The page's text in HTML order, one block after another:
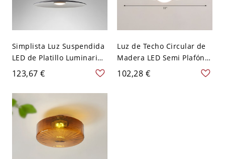
Simplista Luz Suspendida
LED de Platillo Luminaria
Pendiente de Metal para
Cocina - 110 A 120 V Café
25,4 cm
123,67 €
Luz de Techo Circular de
Madera LED Semi Plafón
Modernista para Corredor
- 110 A 120 V Marrón
102,28 €